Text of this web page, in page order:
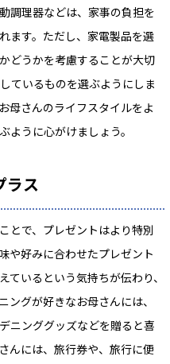
調理器などは、家事の負担を
ます。ただし、家電製品を選
どうかを考慮することが大切
ているものを選ぶようにしま
母さんのライフスタイルをよ
ように心がけましょう。
ラス
とで、プレゼントはより特別
や好みに合わせたプレゼント
ているという気持ちが伝わり、
ングが好きなお母さんには、
ニンググッズなどを贈ると喜
んには、旅行券や、旅行に便